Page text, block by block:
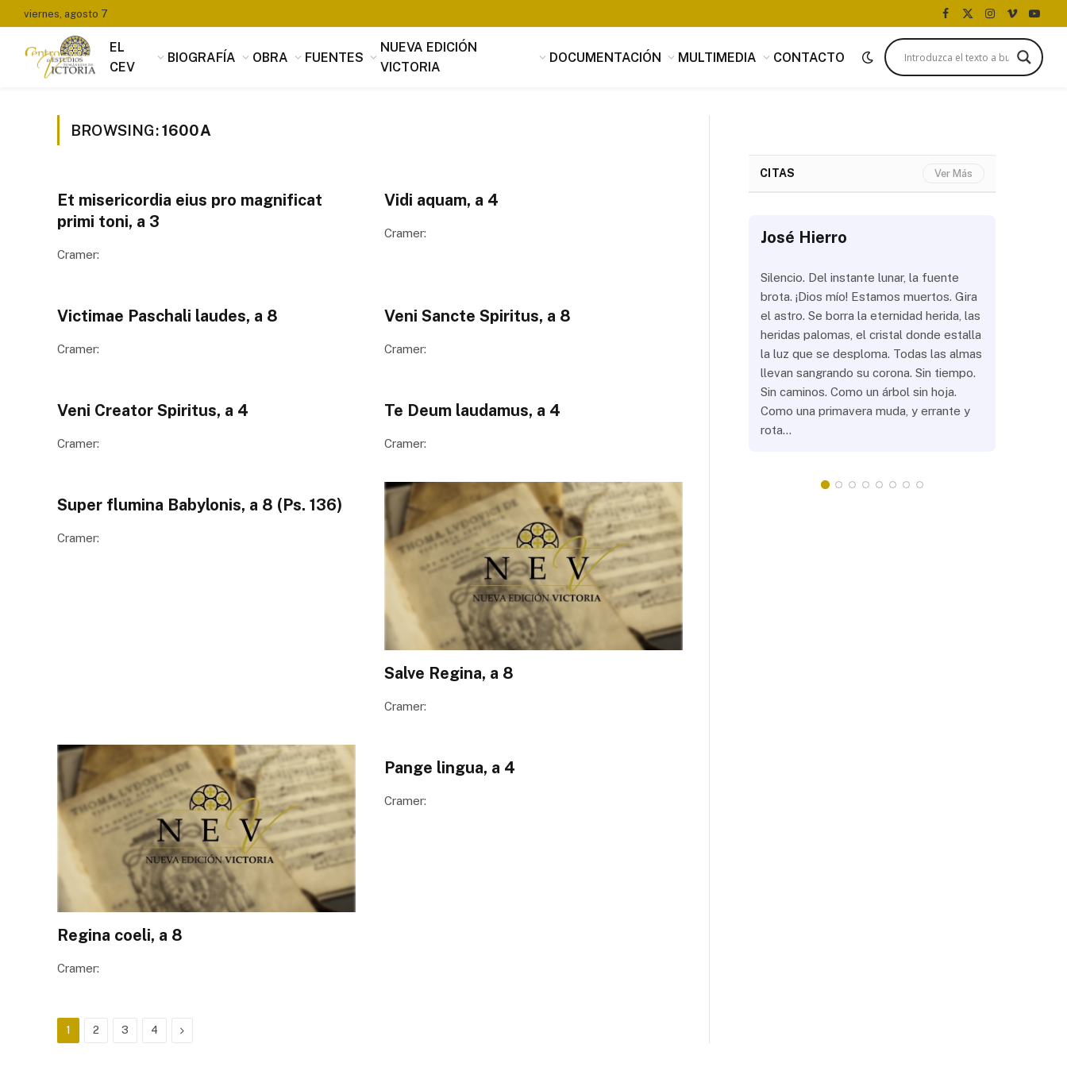
viernes, agosto 7
Facebook
X
(Twitter)
Instagram
Vimeo
EL
CEV
BIOGRAFÍA OBRA FUENTES
NUEVA EDICIÓN
VICTORIA
DOCUMENTACIÓN MULTIMEDIA CONTACTO
BROWSING:1600A
Et misericordia eius pro magnificat
primi toni, a 3
Cramer:
Vidi aquam, a 4
Cramer:
Victimae Paschali laudes, a 8
Cramer:
Veni Sancte Spiritus, a 8
Cramer:
Veni Creator Spiritus, a 4
Cramer:
Te Deum laudamus, a 4
Cramer:
Super flumina Babylonis, a 8 (Ps. 136)
Cramer:
Salve Regina, a 8
Cramer:
Regina coeli, a 8
Cramer:
Pange lingua, a 4
Cramer:
1 2 3 4 Next
CITAS Ver Más
suavidad en los corazones a través del
José Hierro
Silencio. Del instante lunar, la fuente
brota. ¡Dios mío! Estamos muertos. Gira
el astro. Se borra la eternidad herida, las
heridas palomas, el cristal donde estalla
la luz que se desploma. Todas las almas
llevan sangrando su corona. Sin tiempo.
Sin caminos. Como un árbol sin hoja.
Como una primavera muda, y errante y
rota…